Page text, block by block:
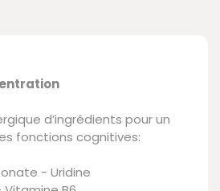
d’ingrédients pour un
fonctions cognitives:
- Uridine